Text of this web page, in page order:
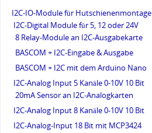
I2C-IO-Module für Hutschienenmontage
I2C-Digital Module für 5, 12 oder 24V
8 Relay-Module an I2C-Ausgabekarte
BASCOM + I2C-Eingabe & Ausgabe
BASCOM + I2C mit dem Arduino Nano
I2C-Analog Input 5 Kanäle 0-10V 10 Bit
20mA Sensor an I2C-Analogkarten
I2C-Analog Input 8 Kanäle 0-10V 10 Bit
I2C-Analog-Input 18 Bit mit MCP3424